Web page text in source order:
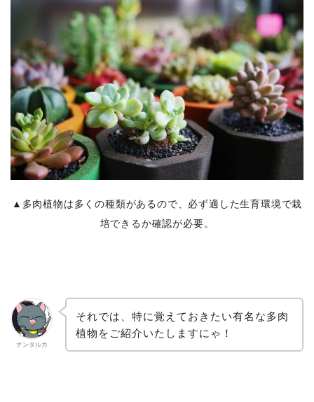
▲多肉植物は多くの種類があるので、必ず適した生育環境で栽
培できるか確認が必要。
ナンタルカ
それでは、特に覚えておきたい有名な多肉
植物をご紹介いたしますにゃ！